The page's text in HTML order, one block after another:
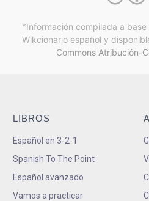
*Información compilada a
Wikcionario español y
Commons Atribución-
LIBROS
Español en 3-2-1
Spanish To The Point
Español avanzado
Vamos a practicar